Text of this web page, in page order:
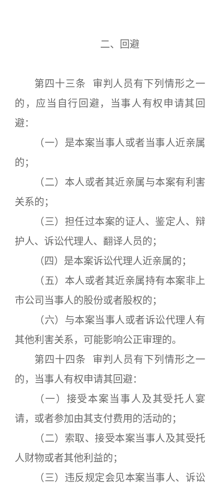
二、回避
第四十三条 审判人员有下列情形之一
的，应当自行回避，当事人有权申请其回
避：
（一）是本案当事人或者当事人近亲属
的；
（二）本人或者其近亲属与本案有利害
关系的；
（三）担任过本案的证人、鉴定人、辩
护人、诉讼代理人、翻译人员的；
（四）是本案诉讼代理人近亲属的；
（五）本人或者其近亲属持有本案非上
市公司当事人的股份或者股权的；
（六）与本案当事人或者诉讼代理人有
其他利害关系，可能影响公正审理的。
第四十四条 审判人员有下列情形之一
的，当事人有权申请其回避：
（一）接受本案当事人及其受托人宴
请，或者参加由其支付费用的活动的；
（二）索取、接受本案当事人及其受托
人财物或者其他利益的；
（三）违反规定会见本案当事人、诉讼